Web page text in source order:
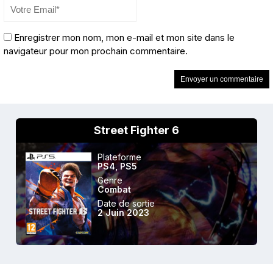
Enregistrer mon nom, mon e-mail et mon site dans le
navigateur pour mon prochain commentaire.
Street Fighter 6
Plateforme
PS4, PS5
Genre
Combat
Date de sortie
2 Juin 2023